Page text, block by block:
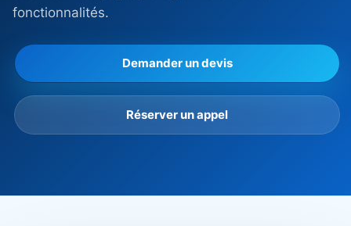
fonctionnalités.
Demander un devis
Réserver un appel